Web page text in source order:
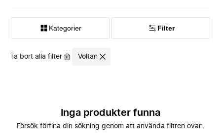
Kategorier Filter
Ta bort alla filter Voltan
Inga produkter funna
Försök förfina din sökning genom att använda filtren ovan.